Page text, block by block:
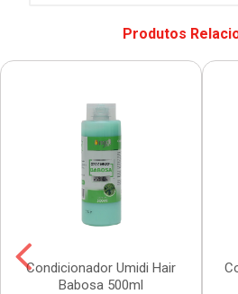
Produtos
Condicionador Umidi Hair
Babosa 500ml